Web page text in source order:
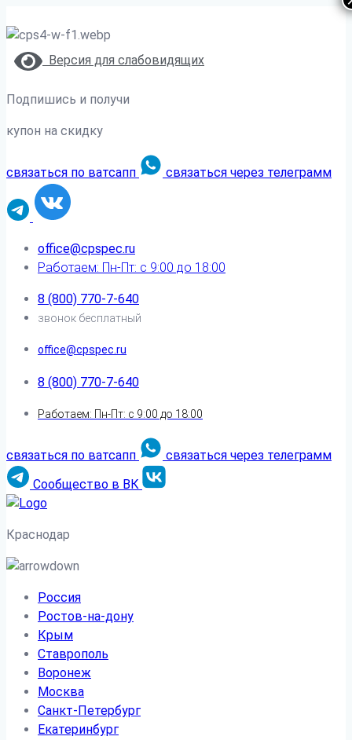
Версия для слабовидящих
Подпишись и получи
купон на скидку
связаться по ватсапп связаться через телеграмм
office@cpspec.ru
Работаем: Пн-Пт: с 9:00 до 18:00
8 (800) 770-7-640
звонок бесплатный
office@cpspec.ru
8 (800) 770-7-640
Работаем: Пн-Пт: с 9:00 до 18:00
связаться по ватсапп
связаться через телеграмм
Сообщество в ВК
Краснодар
Россия
Ростов-на-дону
Крым
Ставрополь
Воронеж
Москва
Санкт-Петербург
Екатеринбург